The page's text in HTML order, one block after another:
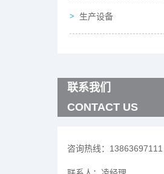
生产设备
联系我们
CONTACT US
咨询热线： 13863697111